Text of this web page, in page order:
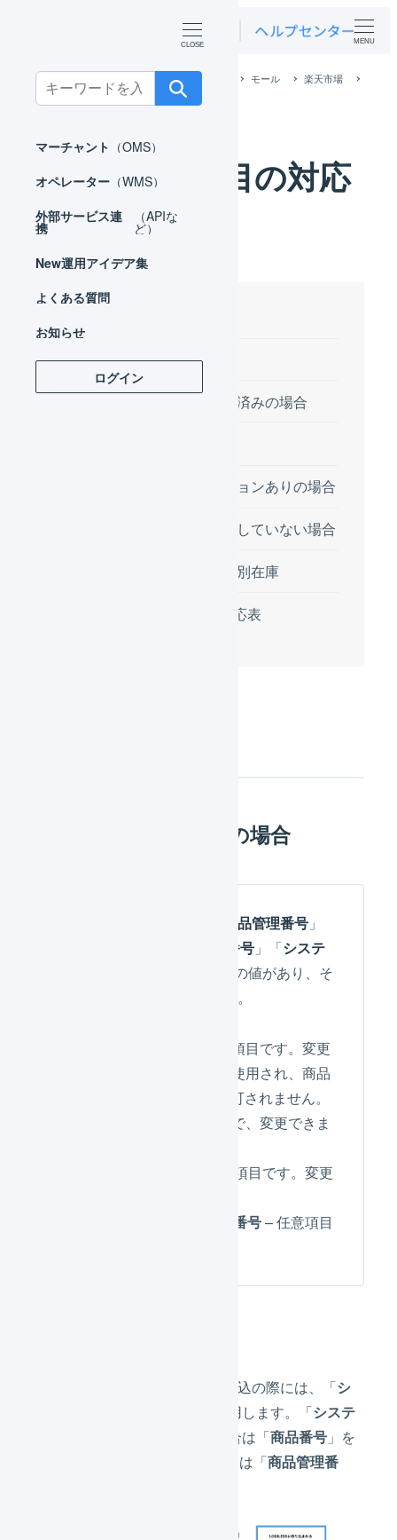
Search
for:
マーチャント （OMS）
オペレーター （WMS）
外部サービス連
携
（APIな
ど）
New運用アイデア集
よくある質問
お知らせ
ログイン
MENU
外部サービス連携（APIなど） モール
楽天市場
楽天市場 項目の対応
楽天市場 項目の対応
商品コード
SKU管理に移行済みの場合
バリエーションありの場合
SKU管理に移行していない場合
項目選択肢別在庫
受注情報の項目の対応表
SKU管理に移行済みの場合
商品管理番号 」
SKU管理番号 」「システ
」の4つの値があり、そ
れぞれルールが異なります。
– 必須項目です。変更
できません。URLに使用され、商品
マスタ内で重複は許可されません。
– 任意項目で、変更できま
– 必須項目です。変更
システム連携用SKU番号– 任意項目
LOGILESSでは、受注情報の取込の際には、「シ
」を使用します。「システ
」が空の場合は「商品番号 」を
使用しますが、それも空の場合は「商品管理番